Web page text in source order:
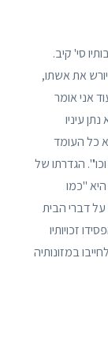
סי' קיב.
את אשתו,
אני אומר
עיניו
כל העומד
הגדרתו של
"כמו
דברי הבית
זכויותיו
במזונותיה